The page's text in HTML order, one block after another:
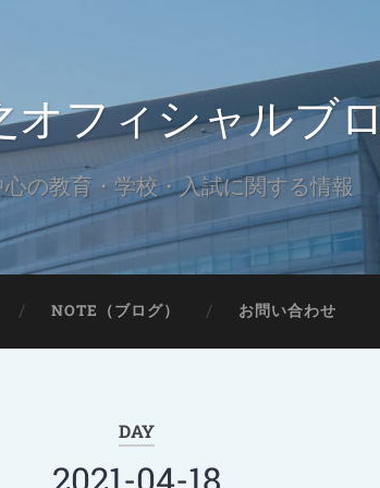
オフィシャルブ
の教育・学校・入試に関する情報
NOTE（ブログ） お問い合わせ
DAY